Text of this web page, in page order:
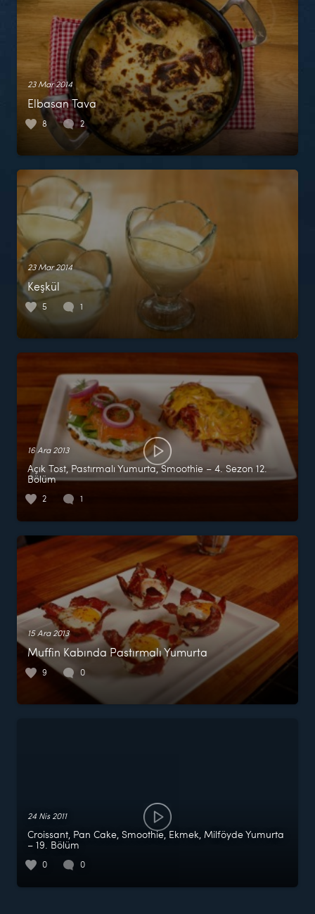
23 Mar 2014
Elbasan Tava
8 2
23 Mar 2014
Keşkül
5 1
16 Ara 2013
Açık Tost, Pastırmalı Yumurta, Smoothie – 4. Sezon 12.
Bölüm
2 1
15 Ara 2013
Muffin Kabında Pastırmalı Yumurta
9 0
24 Nis 2011
Croissant, Pan Cake, Smoothie, Ekmek, Milföyde Yumurta
– 19. Bölüm
0 0